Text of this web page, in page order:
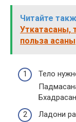
Читайте
Уткатасаны,
польза асаны
Тело
Ладони